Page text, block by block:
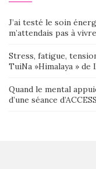
J’ai testé le soin
m’attendais pas à
Stress, fatigue,
TuiNa »Himalaya » de
Quand le mental
d’une séance